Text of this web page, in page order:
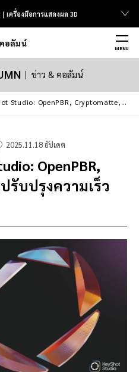
เครื่องมือการแสดงผล 3D
อลัมน์
MENU
ข่าว & คอลัมน์
ใหม่ใน KeyShot Studio: OpenPBR, Cryptomatte, การปรับปรุงความเร็วและอื่น ๆ
2025.11.18 อัปเดต
OpenPBR,
รับปรุงความเร็ว